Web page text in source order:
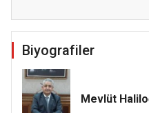
Şerafettin
O MÜBAREK
İŞTE BU
ADAMLIĞIN
KALSIN
Biyografiler
Mevlüt